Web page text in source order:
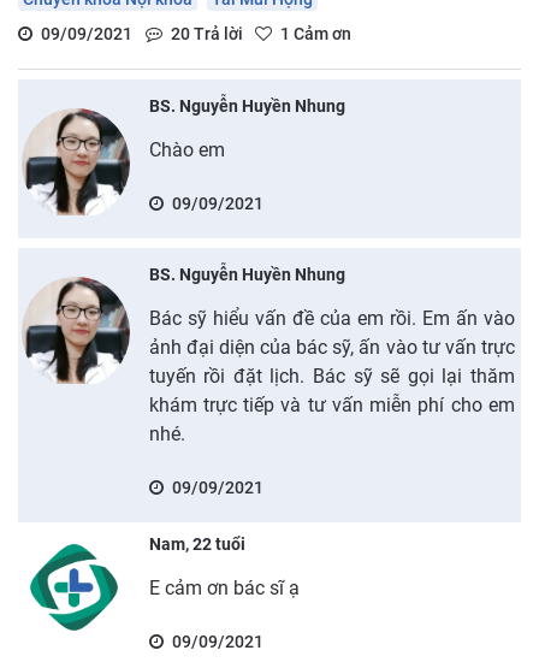
09/09/2021
20Trả lời 1 Cảm ơn
BS. Nguyễn Huyền Nhung
Chào em
09/09/2021
BS. Nguyễn Huyền Nhung
Bác sỹ hiểu vấn đề của em rồi. Em ấn vào
ảnh đại diện của bác sỹ, ấn vào tư vấn trực
tuyến rồi đặt lịch. Bác sỹ sẽ gọi lại thăm
khám trực tiếp và tư vấn miễn phí cho em
nhé.
09/09/2021
Nam, 22 tuổi
E cảm ơn bác sĩ ạ
09/09/2021